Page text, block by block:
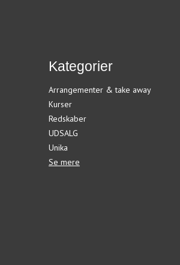
Kategorier
Arrangementer & take away
Kurser
Redskaber
UDSALG
Unika
Se mere